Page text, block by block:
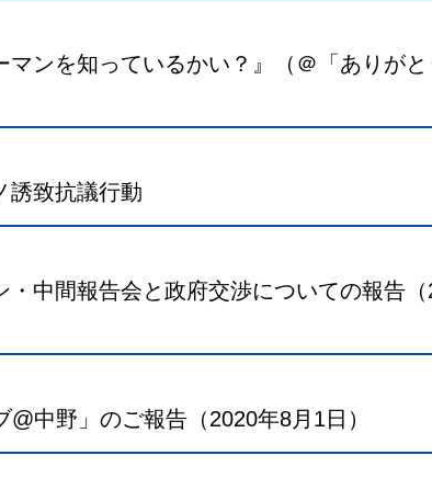
マンを知っているかい？』（＠「ありが
誘致抗議行動
中間報告会と政府交渉についての報告（
@中野」のご報告（2020年8月1日）